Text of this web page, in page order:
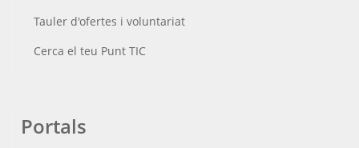
Tauler d'ofertes i voluntariat
Cerca el teu Punt TIC
Portals